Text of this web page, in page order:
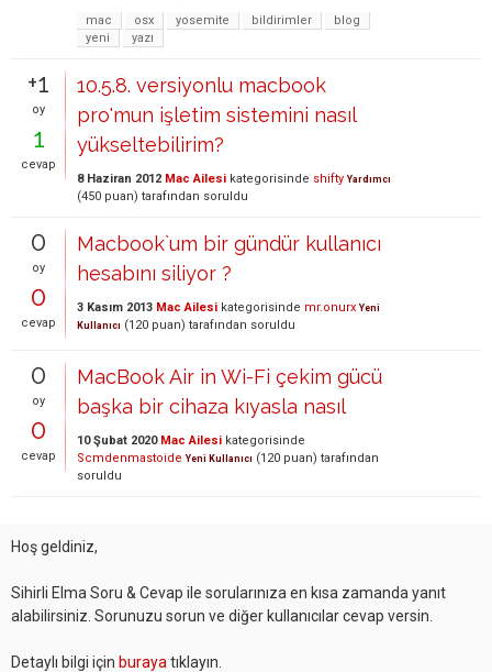
mac
osx yosemite bildirimler
blog
yeni
yazı
+1
oy
1
cevap
10.5.8. versiyonlu macbook
pro'mun işletim sistemini nasıl
yükseltebilirim?
8 Haziran 2012 Mac Ailesi kategorisinde shifty Yardımcı
(450 puan) tarafından soruldu
0
oy
0
cevap
Macbook`um bir gündür kullanıcı
hesabını siliyor ?
3 Kasım 2013 Mac Ailesi kategorisinde mr.onurx Yeni
Kullanıcı (120 puan) tarafından soruldu
0
oy
0
cevap
MacBook Air in Wi-Fi çekim gücü
başka bir cihaza kıyasla nasıl
10 Şubat 2020 Mac Ailesi kategorisinde
Scmdenmastoide Yeni Kullanıcı (120 puan) tarafından
soruldu
Hoş geldiniz,
Sihirli Elma Soru & Cevap ile sorularınıza en kısa zamanda yanıt
alabilirsiniz. Sorunuzu sorun ve diğer kullanıcılar cevap versin.
Detaylı bilgi için buraya tıklayın.